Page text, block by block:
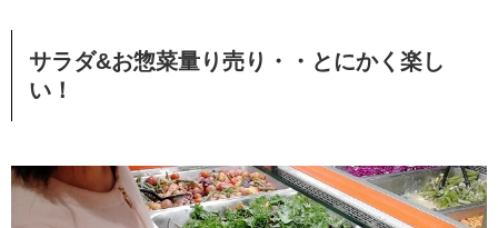
サラダ&お惣菜量り売り・・とにかく楽し
い！